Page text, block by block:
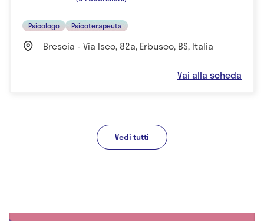
Psicologo Psicoterapeuta
Brescia - Via Iseo, 82a, Erbusco, BS, Italia
Vai alla scheda
Vedi tutti